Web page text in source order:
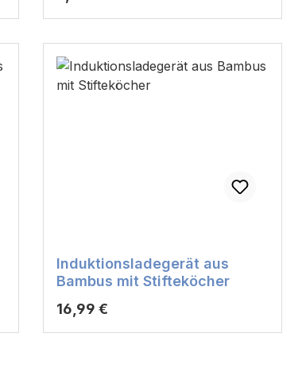
Induktionsladegerät aus
Bambus mit Stifteköcher
Regulärer Preis:
16,99 €